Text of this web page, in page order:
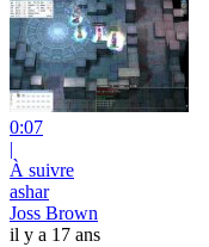
0:07
|
À suivre
ashar
Joss Brown
il y a 17 ans